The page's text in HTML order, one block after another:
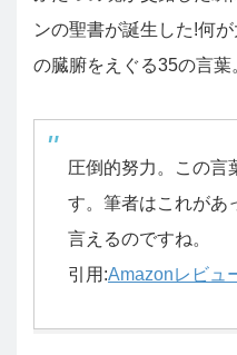
ンの聖書が誕生した!何
の臓腑をえぐる35の言葉
圧倒的努力。この言
す。筆者はこれがあ
言えるのですね。
引用:Amazonレビュ